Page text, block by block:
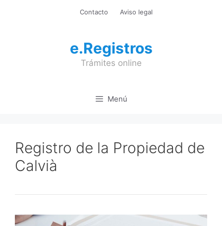
Contacto Aviso legal
e.Registros
Trámites online
Menú
Registro de la Propiedad de
Calvià